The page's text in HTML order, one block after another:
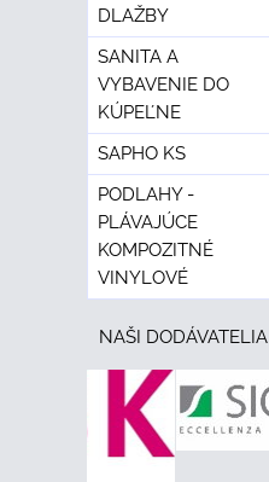
DLAŽBY
SANITA A
VYBAVENIE DO
KÚPEĽNE
SAPHO KS
PODLAHY -
PLÁVAJÚCE
KOMPOZITNÉ
VINYLOVÉ
NAŠI DODÁVATELIA